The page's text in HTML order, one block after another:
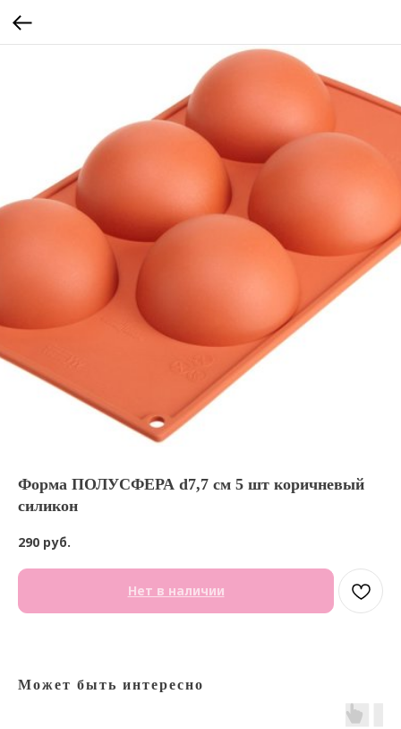
Форма ПОЛУСФЕРА d7,7 см 5 шт коричневый
силикон
290 руб.
Нет в наличии
Может быть интересно